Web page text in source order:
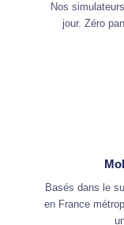
Nos
jour. Zéro
Basés dans le
en France